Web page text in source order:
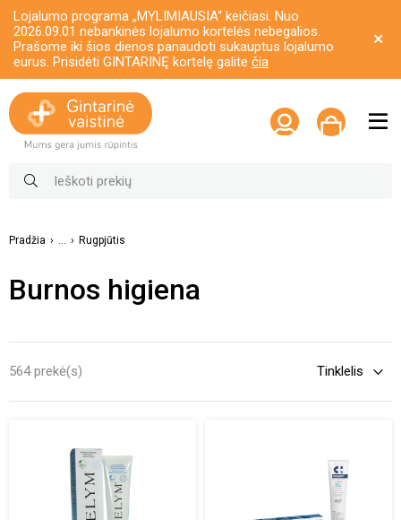
Lojalumo programa „MYLIMIAUSIA“ keičiasi. Nuo
2026.09.01 nebankinės lojalumo kortelės nebegalios.
Prašome iki šios dienos panaudoti sukauptus lojalumo
eurus. Prisidėti GINTARINĘ kortelę galite čia
Pradžia ... Rugpjūtis
Burnos higiena
564 prekė(s)